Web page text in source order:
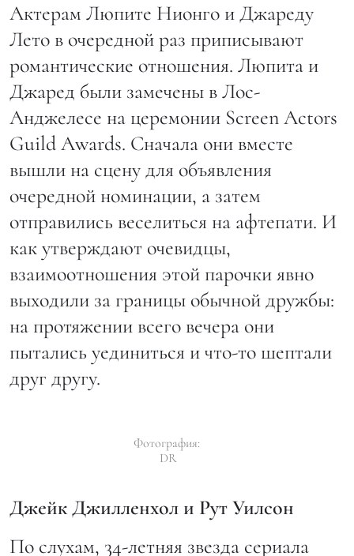
Актерам Люпите Нионго и Джареду
Лето в очередной раз приписывают
романтические отношения. Люпита и
Джаред были замечены в Лос-
Анджелесе на церемонии Screen Actors
Guild Awards. Сначала они вместе
вышли на сцену для объявления
очередной номинации, а затем
отправились веселиться на афтепати. И
как утверждают очевидцы,
взаимоотношения этой парочки явно
выходили за границы обычной дружбы:
на протяжении всего вечера они
пытались уединиться и что-то шептали
друг другу.
Фотография:
DR
Джейк Джилленхол и Рут Уилсон
По слухам, 34-летняя звезда сериала